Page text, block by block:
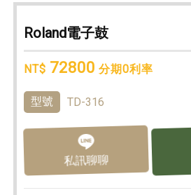
Roland電子鼓
NT$ 72800 分期0利率
型號 TD-316
私訊聊聊